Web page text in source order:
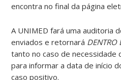
encontra no final da página
A UNIMED fará uma auditoria
enviados e retornará DENTRO
tanto no caso de necessidade
para informar a data de início
caso positivo.